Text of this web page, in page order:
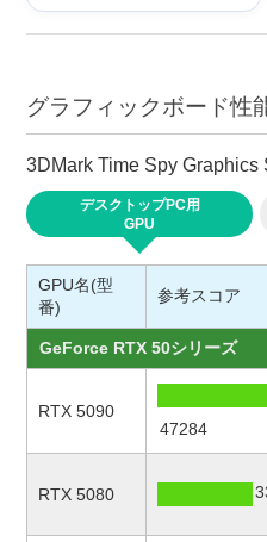
グラフィックボード性
3DMark Time Spy Graphics
デスクトップPC用
GPU
GPU名(型
番)
参考スコア
GeForce RTX 50シリーズ
RTX 5090
47284
RTX 5080
GPU名(型
番)
GeForce
RTX 5090
Laptop
RTX